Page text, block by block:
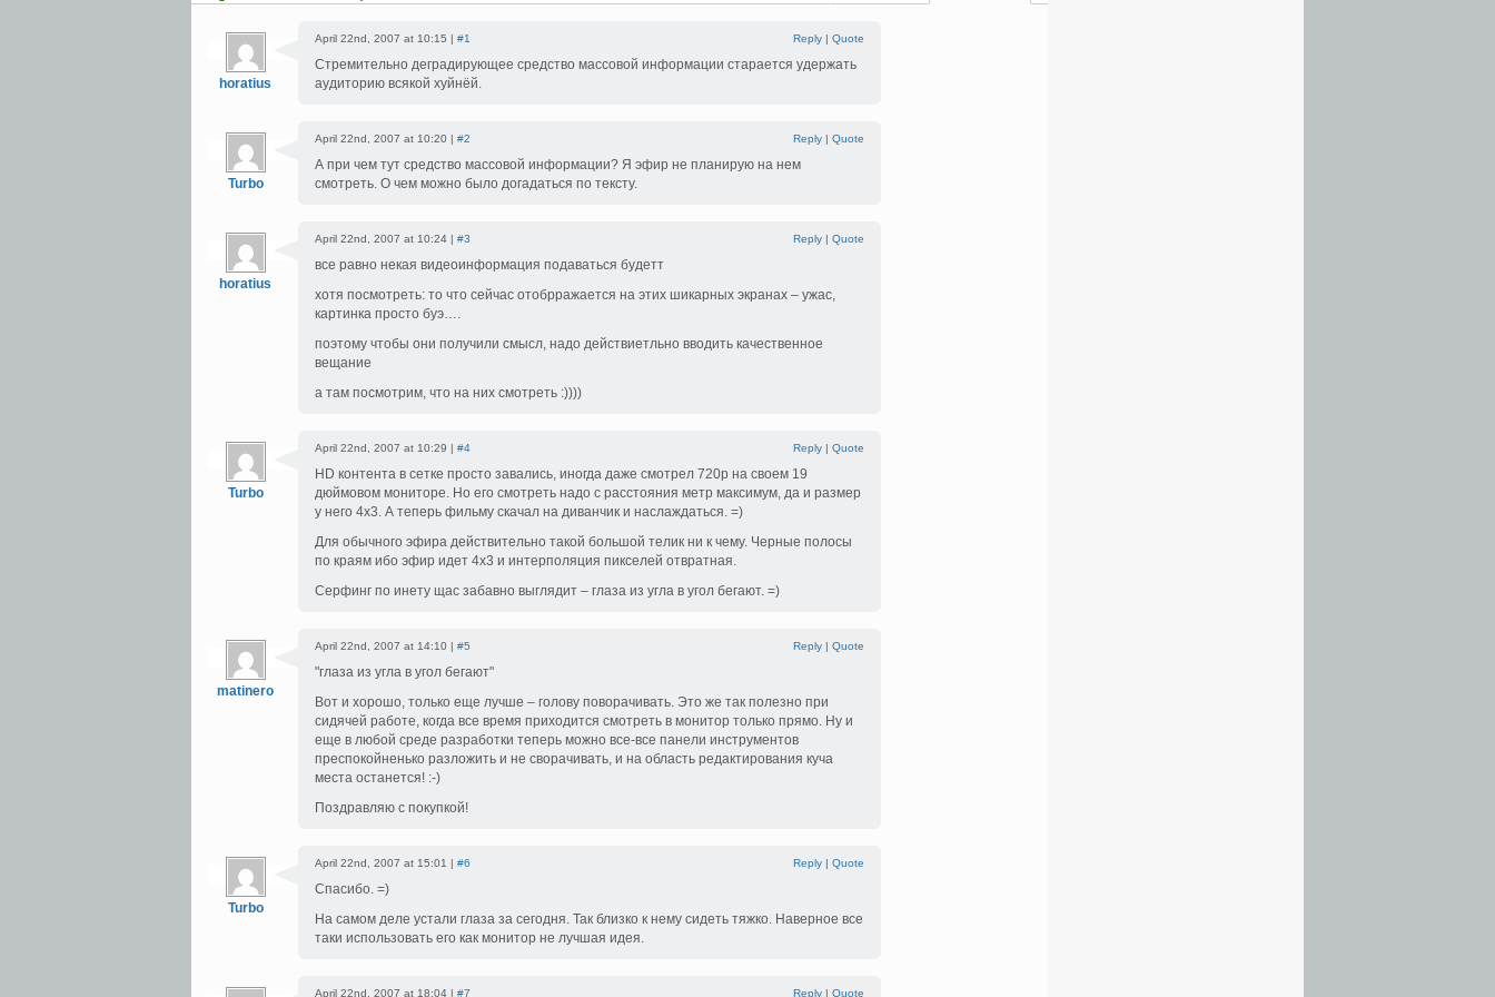
horatius
April 22nd, 2007 at 10:15 | #1 Reply | Quote
Стремительно деградирующее средство массовой информации старается удержать
аудиторию всякой хуйнёй.
Turbo
April 22nd, 2007 at 10:20 | #2 Reply | Quote
А при чем тут средство массовой информации? Я эфир не планирую на нем
смотреть. О чем можно было догадаться по тексту.
horatius
April 22nd, 2007 at 10:24 | #3 Reply | Quote
все равно некая видеоинформация подаваться будетт
хотя посмотреть: то что сейчас отобрражается на этих шикарных экранах – ужас,
картинка просто буэ….
поэтому чтобы они получили смысл, надо действиетльно вводить качественное
вещание
а там посмотрим, что на них смотреть :))))
Turbo
April 22nd, 2007 at 10:29 | #4 Reply | Quote
HD контента в сетке просто завались, иногда даже смотрел 720p на своем 19
дюймовом мониторе. Но его смотреть надо с расстояния метр максимум, да и размер
у него 4х3. А теперь фильму скачал на диванчик и наслаждаться. =)
Для обычного эфира действительно такой большой телик ни к чему. Черные полосы
по краям ибо эфир идет 4х3 и интерполяция пикселей отвратная.
Серфинг по инету щас забавно выглядит – глаза из угла в угол бегают. =)
matinero
April 22nd, 2007 at 14:10 | #5 Reply | Quote
глаза из угла в угол бегают
Вот и хорошо, только еще лучше – голову поворачивать. Это же так полезно при
сидячей работе, когда все время приходится смотреть в монитор только прямо. Ну и
еще в любой среде разработки теперь можно все-все панели инструментов
преспокойненько разложить и не сворачивать, и на область редактирования куча
места останется! :-)
Поздравляю с покупкой!
Turbo
April 22nd, 2007 at 15:01 | #6 Reply | Quote
Спасибо. =)
На самом деле устали глаза за сегодня. Так близко к нему сидеть тяжко. Наверное все
таки использовать его как монитор не лучшая идея.
April 22nd, 2007 at 18:04 | #7 Reply | Quote